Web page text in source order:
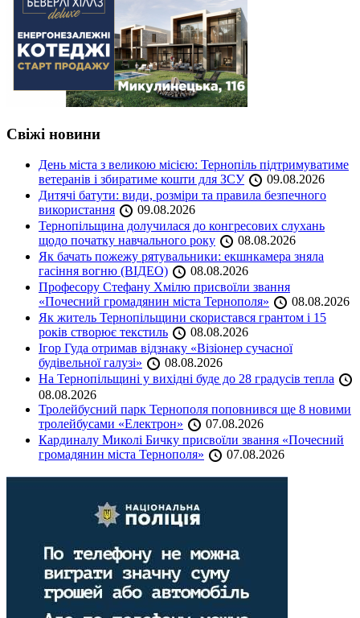
Свіжі новини
День міста з великою місією: Тернопіль підтримуватиме
ветеранів і збиратиме кошти для ЗСУ
09.08.2026
Дитячі батути: види, розміри та правила безпечного
використання
09.08.2026
Тернопільщина долучилася до конгресових слухань
щодо початку навчального року
08.08.2026
Як бачать пожежу рятувальники: екшнкамера зняла
гасіння вогню (ВІДЕО)
08.08.2026
Професору Стефану Хмілю присвоїли звання
«Почесний громадянин міста Тернополя»
08.08.2026
Як житель Тернопільщини скористався грантом і 15
років створює текстиль
08.08.2026
Ігор Гуда отримав відзнаку «Візіонер сучасної
будівельної галузі»
08.08.2026
На Тернопільщині у вихідні буде до 28 градусів тепла
08.08.2026
Тролейбусний парк Тернополя поповнився ще 8 новими
тролейбусами «Електрон»
07.08.2026
Кардиналу Миколі Бичку присвоїли звання «Почесний
громадянин міста Тернополя»
07.08.2026